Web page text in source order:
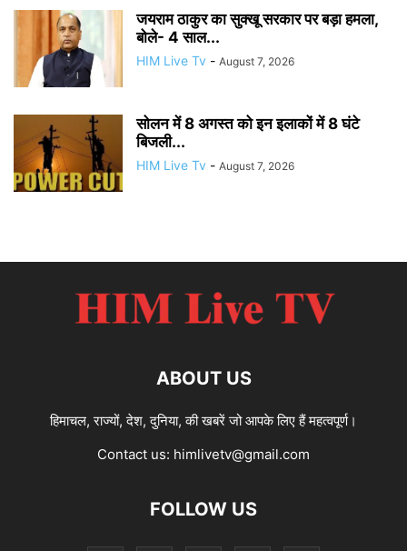
जयराम ठाकुर का सुक्खू सरकार पर बड़ा हमला,
बोले- 4 साल...
HIM Live Tv - August 7, 2026
सोलन में 8 अगस्त को इन इलाकों में 8 घंटे
बिजली...
HIM Live Tv - August 7, 2026
ABOUT US
हिमाचल, राज्यों, देश, दुनिया, की खबरें जो आपके लिए हैं महत्वपूर्ण।
Contact us: himlivetv@gmail.com
FOLLOW US